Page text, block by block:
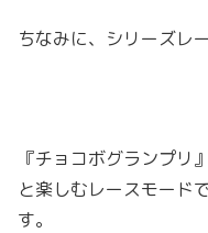
ちなみに、シリーズレ
『チョコボグランプリ
と楽しむレースモード
す。